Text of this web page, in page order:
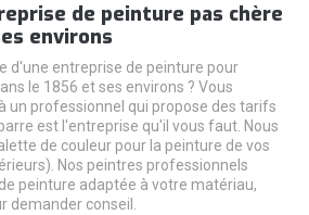
de peinture pas chère
environs
d'une entreprise de peinture pour
le 1856 et ses environs ? Vous
un professionnel qui propose des tarifs
est l'entreprise qu'il vous faut. Nous
de couleur pour la peinture de vos
Nos peintres professionnels
peinture adaptée à votre matériau,
demander conseil.